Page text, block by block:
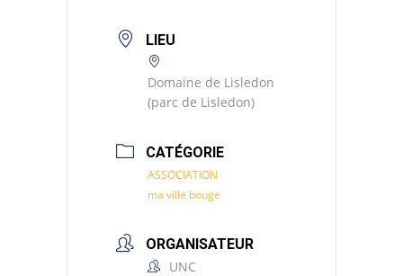
LIEU
Domaine de Lisledon
(parc de Lisledon)
CATÉGORIE
ASSOCIATION
ma ville bouge
ORGANISATEUR
UNC